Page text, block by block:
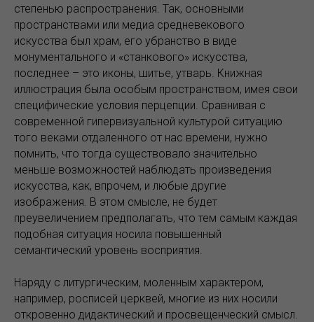
степенью распространения. Так, основными
пространствами или медиа средневекового
искусства был храм, его убранство в виде
монументального и «станкового» искусства,
последнее – это иконы, шитье, утварь. Книжная
иллюстрация была особым пространством, имея свои
специфические условия перцепции. Сравнивая с
современной гипервизуальной культурой ситуацию
того веками отдаленного от нас времени, нужно
помнить, что тогда существовало значительно
меньше возможностей наблюдать произведения
искусства, как, впрочем, и любые другие
изображения. В этом смысле, не будет
преувеличением предполагать, что тем самым каждая
подобная ситуация носила повышенный
семантический уровень восприятия.
Наряду с литургическим, моленным характером,
например, росписей церквей, многие из них носили
откровенно дидактический и просвещенческий смысл.